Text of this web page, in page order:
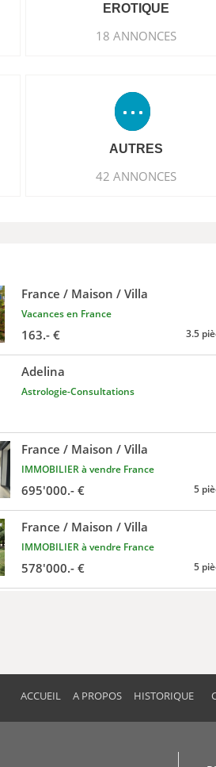
EROTIQUE
18 ANNONCES
AUTRES
42 ANNONCES
Vacances en France
163.- € 3.5
France / Maison / Villa
Astrologie-Consultations
Adelina
IMMOBILIER à vendre France
695'000.- € 5
France / Maison / Villa
IMMOBILIER à vendre France
578'000.- € 5
France / Maison / Villa
ACCUEIL A PROPOS HISTORIQUE